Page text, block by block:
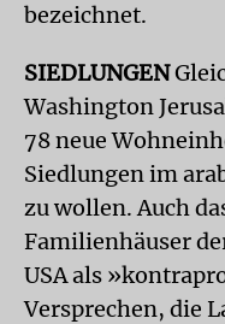
bezeichnet.
SIEDLUNGEN
Washington
78 neue
Siedlungen im
zu wollen. Auch
Familienhäuser
USA als
Versprechen, die